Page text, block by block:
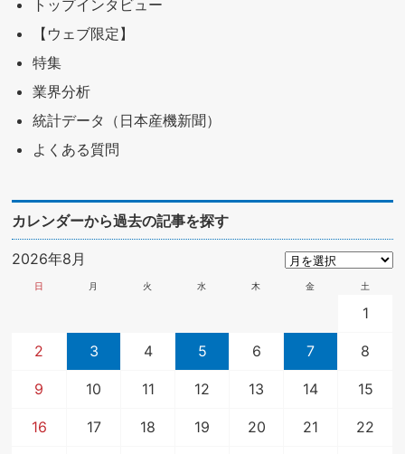
トップインタビュー
【ウェブ限定】
特集
業界分析
統計データ（日本産機新聞）
よくある質問
カレンダーから過去の記事を探す
2026年8月
日 月 火 水 木 金 土
1
2 3 4 5 6 7 8
9 10 11 12 13 14 15
16 17 18 19 20 21 22